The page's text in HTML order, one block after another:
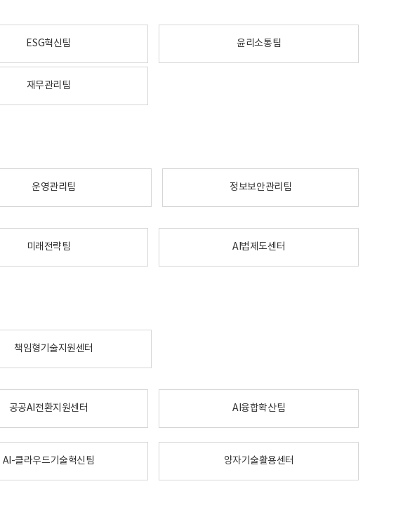
ESG혁신팀 윤리소통팀
재무관리팀
운영관리팀 정보보안관리팀
미래전략팀 AI법제도센터
책임형기술지원센터
공공AI전환지원센터 AI융합확산팀
AI-클라우드기술혁신팀 양자기술활용센터